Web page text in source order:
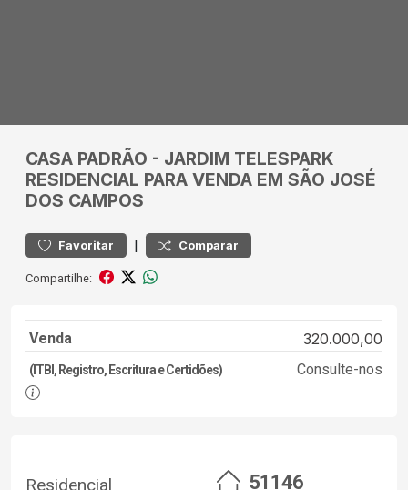
CASA PADRÃO - JARDIM TELESPARK
RESIDENCIAL PARA VENDA EM SÃO JOSÉ
DOS CAMPOS
Favoritar | Comparar
Compartilhe:
Venda 320.000,00
(ITBI, Registro, Escritura e Certidões) Consulte-nos
Residencial 51146